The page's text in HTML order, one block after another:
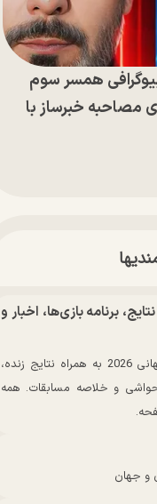
همسر سوم
مصاحبه خبرساز با
جام جهانی 2026 | نتایج، برنامه بازی‌ها، اخبار و
مشاهده جدول کامل جام جهانی 2026 به همراه نتایج زنده،
حواشی و خلاصه مسابقات. همه
و جهان